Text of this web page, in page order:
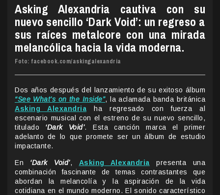
Asking Alexandria cautiva con su
nuevo sencillo ‘Dark Void’: un regreso a
sus raíces metalcore con una mirada
melancólica hacia la vida moderna.
Foto: facebook.com/askingalexandria
Dos años después del lanzamiento de su exitoso álbum
“See What’s on the Inside”, la aclamada banda británica
Asking Alexandria ha regresado con fuerza al
escenario musical con el estreno de su nuevo sencillo,
titulado ‘Dark Void’. Esta canción marca el primer
adelanto de lo que promete ser un álbum de estudio
impactante.
En ‘Dark Void’, Asking Alexandria presenta una
combinación fascinante de temas contrastantes que
abordan la melancolía y la aspiración de la vida
cotidiana en el mundo moderno. El sonido característico